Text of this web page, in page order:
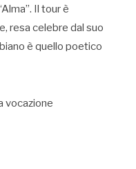
Il tour è
resa celebre dal suo
è quello poetico
vocazione